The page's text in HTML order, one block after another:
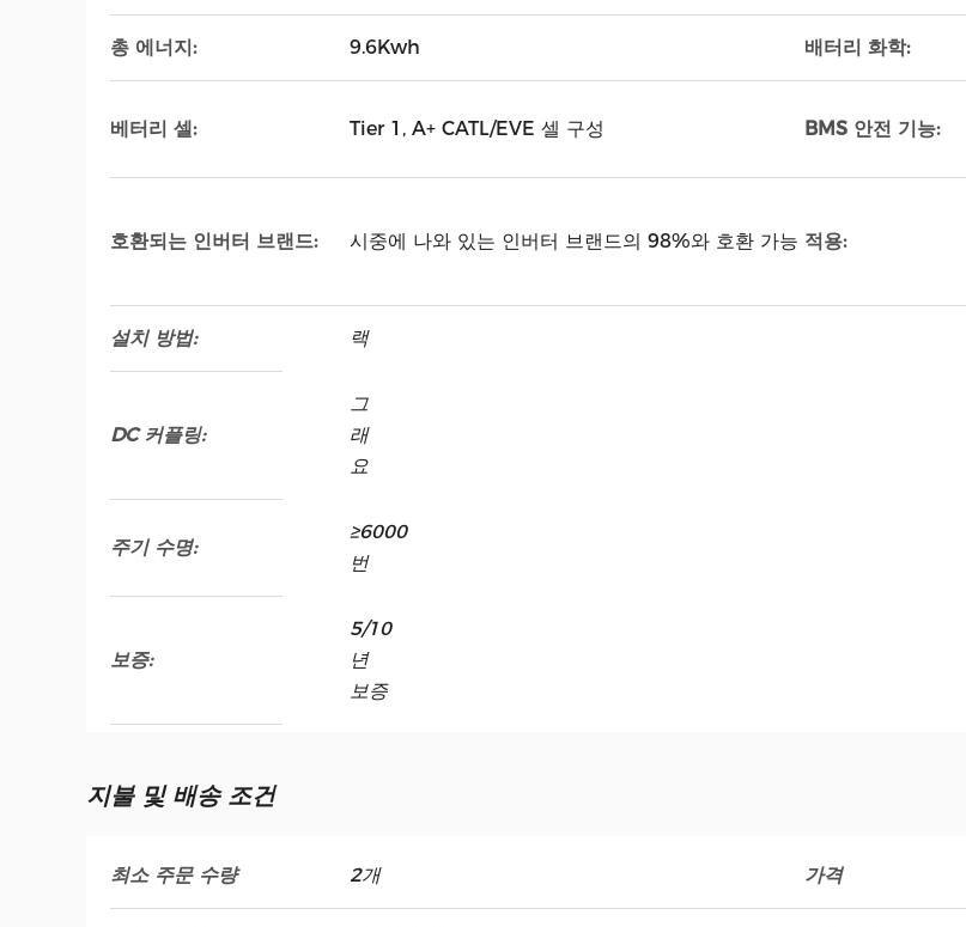
총 에너지: 9.6Kwh 배터리 화학:
베터리 셀: Tier 1, A+ CATL/EVE 셀 구성 BMS 안전 기능:
호환되는 인버터 브랜드: 시중에 나와 있는 인버터 브랜드의 98%와 호환 가능 적용:
설치 방법: 랙
DC 커플링:
그
래
요
주기 수명:
≥6000
번
보증:
5/10
년
보증
지불 및 배송 조건
최소 주문 수량 2개 가격